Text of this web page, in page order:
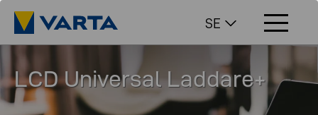
SE
LCD Universal Laddare+